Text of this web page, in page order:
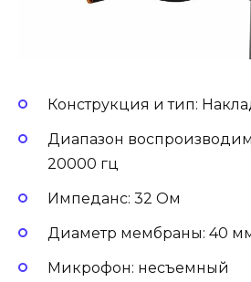
Конструкция и тип:
Диапазон
20000 гц
Импеданс: 32 Ом
Диаметр мембраны: 40
Микрофон: несъемный